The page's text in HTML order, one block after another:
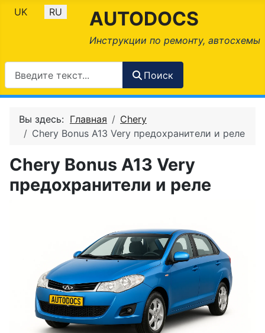
Выберите язык
UK RU AUTODOCS
Инструкции по ремонту, автосхемы
Поиск
Вы здесь: Главная
Chery
Chery Bonus A13 Very предохранители и реле
Chery Bonus A13 Very
предохранители и реле